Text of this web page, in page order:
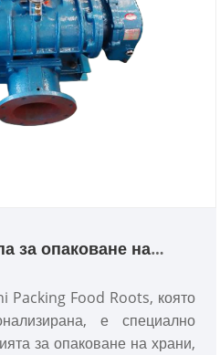
за опаковане на
Packing Food Roots, която
е специално
за опаковане на храни,